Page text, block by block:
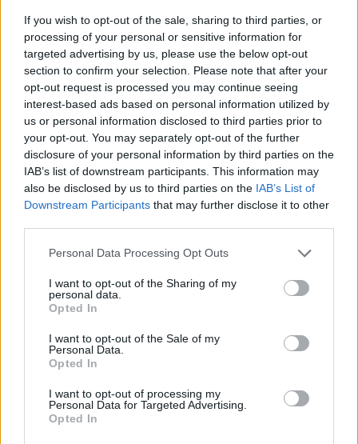
If you wish to opt-out of the sale, sharing to third parties, or
processing of your personal or sensitive information for
targeted advertising by us, please use the below opt-out
section to confirm your selection. Please note that after your
opt-out request is processed you may continue seeing
interest-based ads based on personal information utilized by
us or personal information disclosed to third parties prior to
your opt-out. You may separately opt-out of the further
disclosure of your personal information by third parties on the
IAB’s list of downstream participants. This information may
also be disclosed by us to third parties on the IAB’s List of
Downstream Participants that may further disclose it to other
Please note that this website/app uses one or more Google
not limited to your visit or usage behaviour. You may click to
grant or deny consent to Google and its third-party tags to
use your data for below specified purposes in below Google
consent section.
Personal Data Processing Opt Outs
I want to opt-out of the Sharing of my
personal data.
Opted In
I want to opt-out of the Sale of my
Personal Data.
Opted In
I want to opt-out of processing my
Personal Data for Targeted Advertising.
Opted In
Dall’Europeo Under 19 alla Serie B: il percorso di
Alessandro Dellavalle
Andrea Conforti · 6 Ago 2026
CALCIO
Il ritorno di Raul Jimenez al Wolves: storia, numeri e
passione